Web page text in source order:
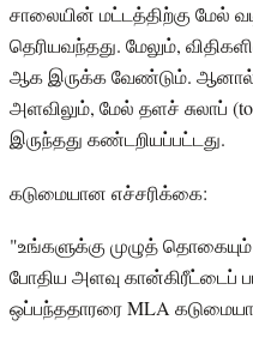
சாலையின் மட்டத்திற்கு மேல்
தெரியவந்தது. மேலும்,
ஆக இருக்க வேண்டும். ஆனால்,
அளவிலும், மேல் தளச் சுலாப்
இருந்தது கண்டறியப்பட்டது.
கடுமையான எச்சரிக்கை:
"உங்களுக்கு முழுத்
போதிய அளவு கான்கிரீட்டைப்
ஒப்பந்ததாரரை MLA